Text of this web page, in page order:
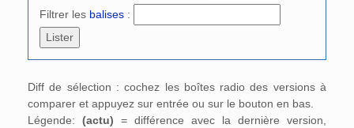
Filtrer les balises :
Diff de sélection : cochez les boîtes radio des versions à
comparer et appuyez sur entrée ou sur le bouton en bas.
Légende: (actu) = différence avec la dernière version,